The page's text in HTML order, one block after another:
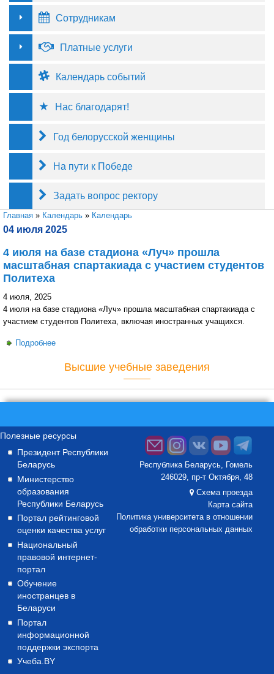
Сотрудникам
Платные услуги
Календарь событий
Нас благодарят!
Год белорусской женщины
На пути к Победе
Задать вопрос ректору
Вы здесь
Главная » Календарь » Календарь
04 июля 2025
4 июля на базе стадиона «Луч» прошла
масштабная спартакиада с участием студентов
Политеха
4 июля, 2025
4 июля на базе стадиона «Луч» прошла масштабная спартакиада с
участием студентов Политеха, включая иностранных учащихся.
Подробнее
Высшие учебные заведения
Полезные ресурсы
Президент Республики
Беларусь
Министерство
образования
Республики Беларусь
Портал рейтинговой
оценки качества услуг
Национальный
правовой интернет-
портал
Обучение
иностранцев в
Беларуси
Портал
информационной
поддержки экспорта
Учеба.BY
Республика Беларусь, Гомель
246029, пр-т Октября, 48
Схема проезда
Карта сайта
Политика университета в отношении
обработки персональных данных